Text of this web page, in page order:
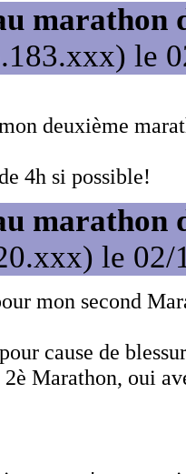
marathon
le
deuxième
4h si possible!
marathon
le 02/
mon second
cause de
2è Marathon, oui